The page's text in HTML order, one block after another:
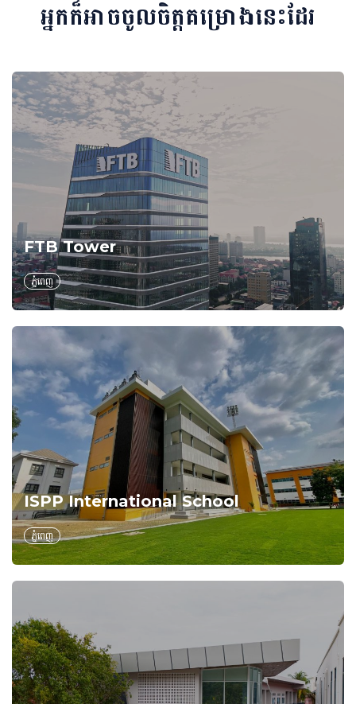
អ្នកក៏អាចចូលចិត្តគម្រោងនេះដែរ
FTB Tower
ភ្នំពេញ
ISPP International School
ភ្នំពេញ